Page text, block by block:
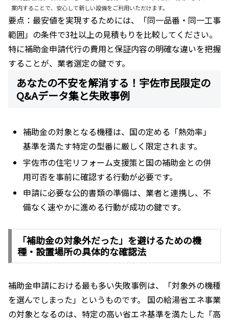
案内することで、安心して新しい設備をご利用いただけます。
要点：最安値を実現するためには、「同一品番・同一工事
範囲」の条件で3社以上の見積もりを比較してください。
特に補助金申請代行の費用と保証内容の明確な違いを把握
することが、業者選定の鍵です。
あなたの不安を解消する！宇佐市民限定の
Q&Aデータ集と失敗事例
補助金の対象となる機種は、国の定める「熱効率」
基準を満たす特定の型番に厳しく限定されます。
宇佐市の住宅リフォーム支援策と国の補助金との併
用可否を事前に確認する行動が必要です。
申請に必要な公的書類の準備は、業者と連携し、不
備なく速やかに進める行動が成功の鍵です。
「補助金の対象外だった」を避けるための機
種・設置場所の具体的な確認法
補助金申請における最も多い失敗事例は、「対象外の機種
を選んでしまった」というものです。 国の給湯省エネ事業
の対象となるのは、特定の高い省エネ基準を満たした「高